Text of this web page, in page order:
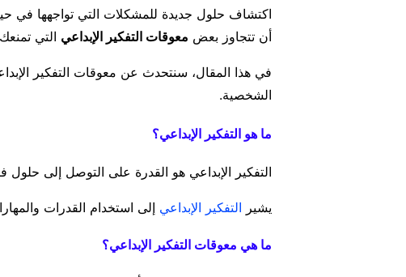
اكتشاف حلول جديدة للمشكلات التي تواجهها في
أن تتجاوز بعض معوقات التفكير الإبداعي التي
في هذا المقال، سنتحدث عن معوقات التفكير
الشخصية.
ما هو التفكير الإبداعي؟
التفكير الإبداعي هو القدرة على التوصل إلى حلول
يشير التفكير الإبداعي إلى استخدام القدرات
ما هي معوقات التفكير الإبداعي؟